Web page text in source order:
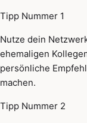
Tipp Nummer 1
Nutze dein
ehemaligen
persönliche
machen.
Tipp Nummer 2